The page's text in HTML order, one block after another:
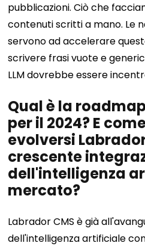
pubblicazioni. Ciò che
contenuti scritti a mano. Le
servono ad accelerare
scrivere frasi vuote e
LLM dovrebbe essere
Qual è la
per il 2024? E
evolversi
crescente
dell'intelligenza
mercato?
Labrador CMS è già
dell'intelligenza artificiale